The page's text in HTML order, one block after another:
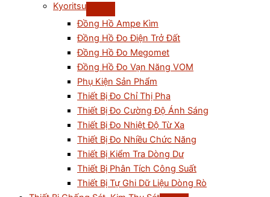
Kyoritsu
Đồng Hồ Ampe Kìm
Đồng Hồ Đo Điện Trở Đất
Đồng Hồ Đo Megomet
Đồng Hồ Đo Vạn Năng VOM
Phụ Kiện Sản Phẩm
Thiết Bị Đo Chỉ Thị Pha
Thiết Bị Đo Cường Độ Ánh Sáng
Thiết Bị Đo Nhiệt Độ Từ Xa
Thiết Bị Đo Nhiều Chức Năng
Thiết Bị Kiểm Tra Dòng Dư
Thiết Bị Phân Tích Công Suất
Thiết Bị Tự Ghi Dữ Liệu Dòng Rò